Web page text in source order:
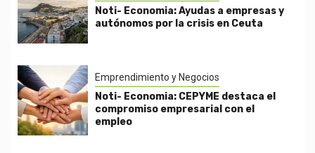
Noti- Economia: Ayudas a empresas y
autónomos por la crisis en Ceuta
Emprendimiento y Negocios
Noti- Economia: CEPYME destaca el
compromiso empresarial con el
empleo